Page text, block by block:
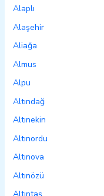
Alaplı
Alaşehir
Aliağa
Almus
Alpu
Altındağ
Altınekin
Altınordu
Altınova
Altınözü